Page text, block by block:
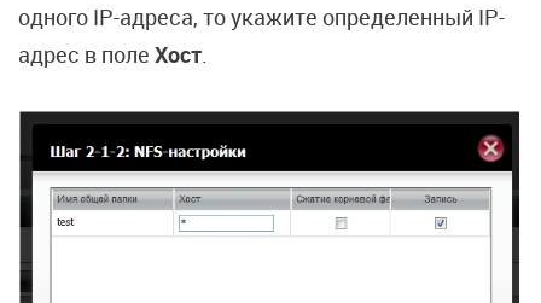
одного IP-адреса, то укажите определенный IP-
адрес в поле Хост.